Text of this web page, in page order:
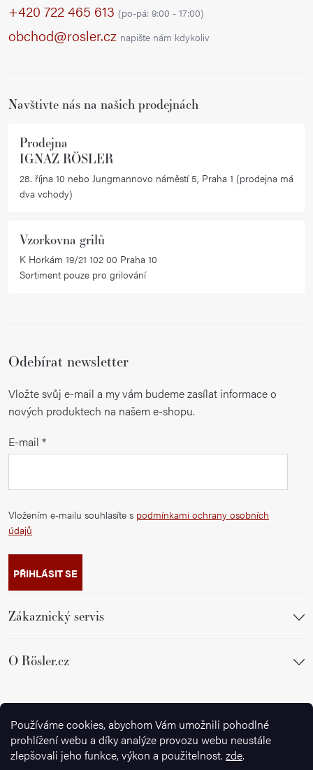
Používáme cookies, abychom Vám umožnili pohodlné
prohlížení webu a díky analýze provozu webu neustále
zlepšovali jeho funkce, výkon a použitelnost. zde.
+420 722 465 613 (po-pá: 9:00 - 17:00)
obchod@rosler.cz napište nám kdykoliv
Navštivte nás na našich prodejnách
Prodejna
IGNAZ RÖSLER
28. října 10 nebo Jungmannovo náměstí 5, Praha 1 (prodejna má
dva vchody)
Vzorkovna grilů
K Horkám 19/21 102 00 Praha 10
Sortiment pouze pro grilování
Odebírat newsletter
Vložte svůj e-mail a my vám budeme zasílat informace o
nových produktech na našem e-shopu.
E-mail
Vložením e-mailu souhlasíte s podmínkami ochrany osobních
údajů
PŘIHLÁSIT SE
Zákaznický servis
O Rösler.cz
Sledujte nás